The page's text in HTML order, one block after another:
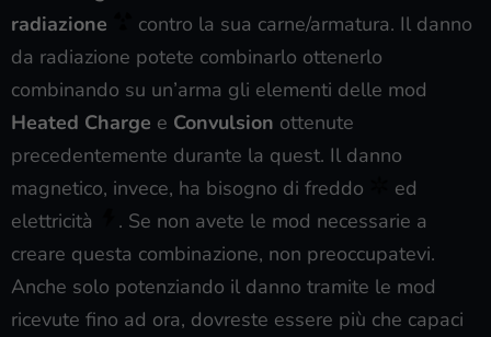
radiazione
contro la sua carne/armatura. Il danno
da radiazione potete combinarlo ottenerlo
combinando su un’arma gli elementi delle mod
Heated Charge e Convulsion ottenute
precedentemente durante la quest. Il danno
magnetico, invece, ha bisogno di freddo
ed
elettricità
. Se non avete le mod necessarie a
creare questa combinazione, non preoccupatevi.
Anche solo potenziando il danno tramite le mod
ricevute fino ad ora, dovreste essere più che capaci